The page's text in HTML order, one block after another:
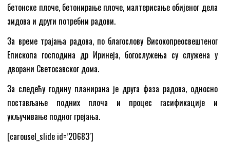
бетонске плоче, бетонирање плоче, малтерисање обијеног дела
зидова и други потребни радови.
За време трајања радова, по благослову Високопреосвештеног
Епископа господина др Иринеја, богослужења су служена у
дворани Светосавског дома.
За следећу годину планирана је друга фаза радова, односно
постављање подних плоча и процес гасификације и
укључивање подног грејања.
[carousel_slide id=’20683′]